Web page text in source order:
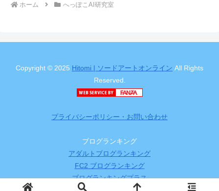
ホーム へっぽこAI研究室
Copyright © 2025 Hitomi | ソードアートオンライン All Rights
Reserved.
プライバシーポリシー・お問い合わせ
ブログランキング
アダルトブログランキング
FC2 ブログランキング
ブログランキングプラス